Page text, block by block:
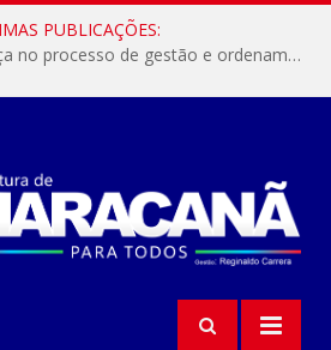
PUBLICAÇÕES:
Resex Maracanã avança no processo de gestão e ordenamento do turismo em nossas áreas protegidas.